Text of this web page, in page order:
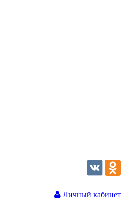
Личный кабинет